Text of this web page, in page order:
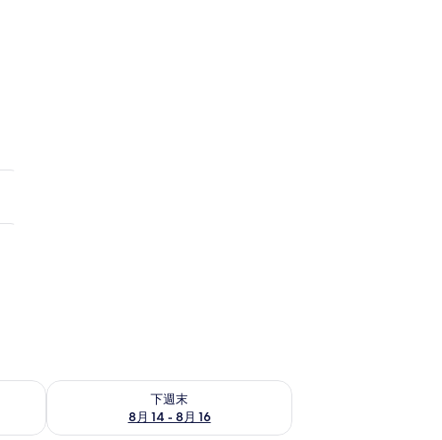
下週末
8月 14 - 8月 16
查看下週末 8月 14 - 8月 16的可訂空房